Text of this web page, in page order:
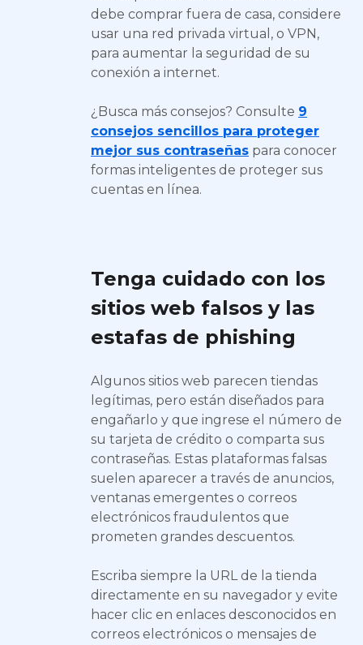
debe comprar fuera de casa, considere
usar una red privada virtual, o VPN,
para aumentar la seguridad de su
conexión a internet.
¿Busca más consejos? Consulte 9
consejos sencillos para proteger
mejor sus contraseñas para conocer
formas inteligentes de proteger sus
cuentas en línea.
Tenga cuidado con los
sitios web falsos y las
estafas de phishing
Algunos sitios web parecen tiendas
legítimas, pero están diseñados para
engañarlo y que ingrese el número de
su tarjeta de crédito o comparta sus
contraseñas. Estas plataformas falsas
suelen aparecer a través de anuncios,
ventanas emergentes o correos
electrónicos fraudulentos que
prometen grandes descuentos.
Escriba siempre la URL de la tienda
directamente en su navegador y evite
hacer clic en enlaces desconocidos en
correos electrónicos o mensajes de